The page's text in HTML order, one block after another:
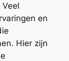
en
Hier zijn